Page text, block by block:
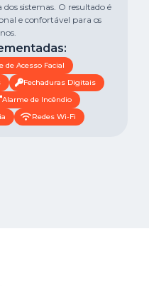
sistemas. O resultado é
e confortável para os
de Acesso Facial
Fechaduras Digitais
Alarme de Incêndio
Redes Wi-Fi